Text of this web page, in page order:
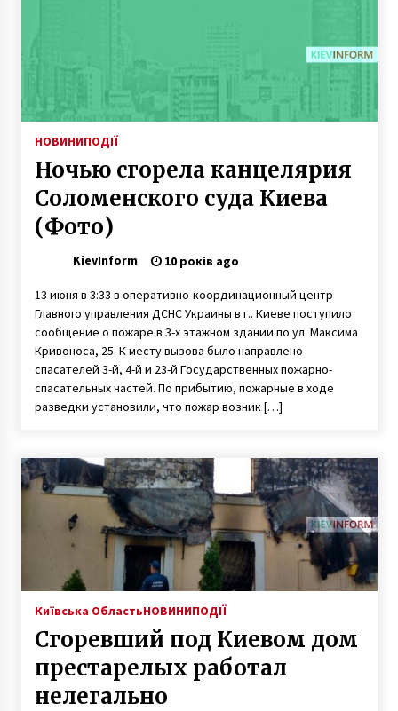
НОВИНИПОДІЇ
Ночью сгорела канцелярия
Соломенского суда Киева
(Фото)
KievInform 10 років ago
13 июня в 3:33 в оперативно-координационный центр
Главного управления ДСНС Украины в г.. Киеве поступило
сообщение о пожаре в 3-х этажном здании по ул. Максима
Кривоноса, 25. К месту вызова было направлено
спасателей 3-й, 4-й и 23-й Государственных пожарно-
спасательных частей. По прибытию, пожарные в ходе
разведки установили, что пожар возник […]
Київська ОбластьНОВИНИПОДІЇ
Сгоревший под Киевом дом
престарелых работал
нелегально